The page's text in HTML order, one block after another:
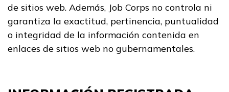
de sitios web. Además, Job Corps no controla ni
garantiza la exactitud, pertinencia, puntualidad
o integridad de la información contenida en
enlaces de sitios web no gubernamentales.